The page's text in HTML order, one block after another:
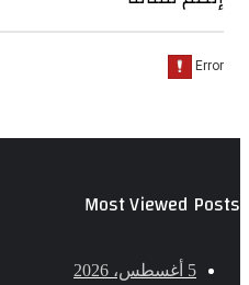
Most Viewed Posts
5 أغسطس، 2026